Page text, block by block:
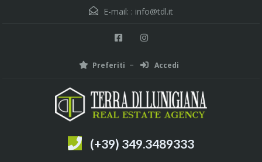
E-mail: : info@tdl.it
Preferiti Accedi
(+39) 349.3489333